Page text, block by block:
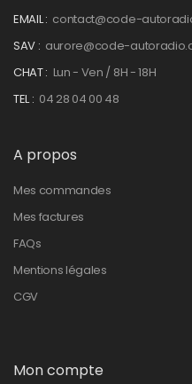
EMAIL : contact@code-
SAV : aurore@code-
CHAT : Lun - Ven / 8H - 18H
TEL : 04 28 04 00 48
A propos
Mes commandes
Mes factures
FAQs
Mentions légales
CGV
Mon compte